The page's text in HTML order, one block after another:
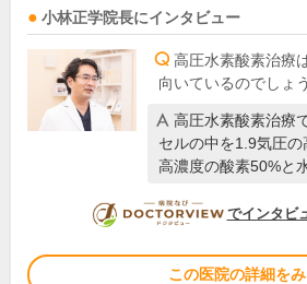
小林正学院長にインタビュー
高圧水素酸素治療
向いているのでしょ
高圧水素酸素治療
セルの中を1.9気圧の
高濃度の酸素50%と
でインタビ
この医院の詳細を